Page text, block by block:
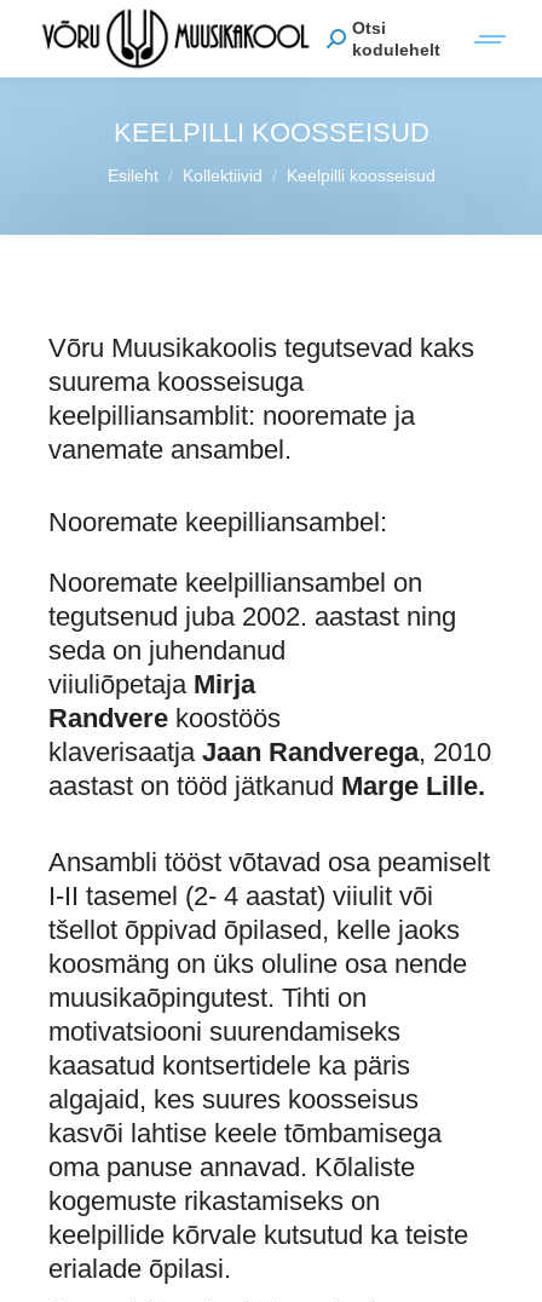
Otsi
kodulehelt
KEELPILLI KOOSSEISUD
You are here:
Esileht Kollektiivid Keelpilli koosseisud
Võru Muusikakoolis tegutsevad kaks
suurema koosseisuga
keelpilliansamblit: nooremate ja
vanemate ansambel.
Nooremate keepilliansambel:
Nooremate keelpilliansambel on
tegutsenud juba 2002. aastast ning
seda on juhendanud
viiuliõpetaja Mirja
Randvere koostöös
klaverisaatja Jaan Randverega, 2010
aastast on tööd jätkanud Marge Lille.
Ansambli tööst võtavad osa peamiselt
I-II tasemel (2- 4 aastat) viiulit või
tšellot õppivad õpilased, kelle jaoks
koosmäng on üks oluline osa nende
muusikaõpingutest. Tihti on
motivatsiooni suurendamiseks
kaasatud kontsertidele ka päris
algajaid, kes suures koosseisus
kasvõi lahtise keele tõmbamisega
oma panuse annavad. Kõlaliste
kogemuste rikastamiseks on
keelpillide kõrvale kutsutud ka teiste
erialade õpilasi.